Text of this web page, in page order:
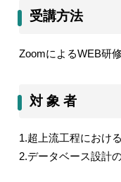
受講方法
ZoomによるWEB研
対 象 者
1.超上流工程におけ
2.データベース設計